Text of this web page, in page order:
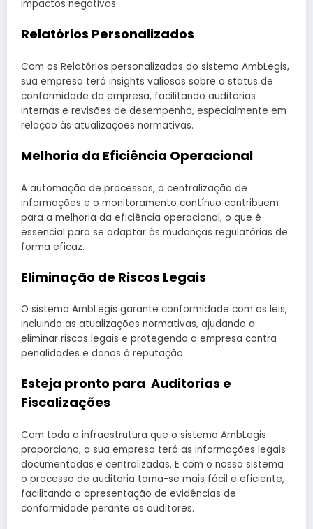
impactos negativos.
Relatórios Personalizados
Com os Relatórios personalizados do sistema AmbLegis,
sua empresa terá insights valiosos sobre o status de
conformidade da empresa, facilitando auditorias
internas e revisões de desempenho, especialmente em
relação às atualizações normativas.
Melhoria da Eficiência Operacional
A automação de processos, a centralização de
informações e o monitoramento contínuo contribuem
para a melhoria da eficiência operacional, o que é
essencial para se adaptar às mudanças regulatórias de
forma eficaz.
Eliminação de Riscos Legais
O sistema AmbLegis garante conformidade com as leis,
incluindo as atualizações normativas, ajudando a
eliminar riscos legais e protegendo a empresa contra
penalidades e danos à reputação.
Esteja pronto para Auditorias e
Fiscalizações
Com toda a infraestrutura que o sistema AmbLegis
proporciona, a sua empresa terá as informações legais
documentadas e centralizadas. E com o nosso sistema
o processo de auditoria torna-se mais fácil e eficiente,
facilitando a apresentação de evidências de
conformidade perante os auditores.